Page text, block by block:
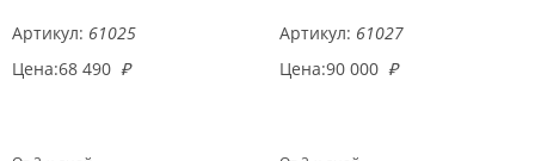
Артикул: 61025
Цена:68 490 ₽
Артикул: 61027
Цена:90 000 ₽